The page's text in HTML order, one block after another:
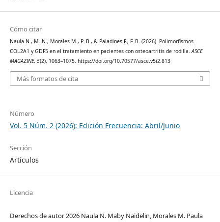
Cómo citar
Naula N., M. N., Morales M., P. B., & Paladines F., F. B. (2026). Polimorfismos
COL2A1 y GDF5 en el tratamiento en pacientes con osteoartritis de rodilla.ASCE
MAGAZINE, 5(2), 1063–1075. https://doi.org/10.70577/asce.v5i2.813
Más formatos de cita
Número
Vol. 5 Núm. 2 (2026): Edición Frecuencia: Abril/Junio
Sección
Artículos
Licencia
Derechos de autor 2026 Naula N. Maby Naidelin, Morales M. Paula